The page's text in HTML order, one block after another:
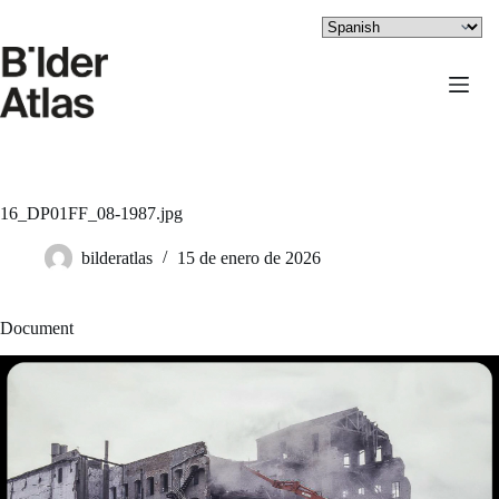
contenido
16_DP01FF_08-1987.jpg
bilderatlas 15 de enero de 2026
Document